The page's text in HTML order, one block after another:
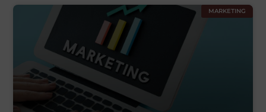
MARKETING